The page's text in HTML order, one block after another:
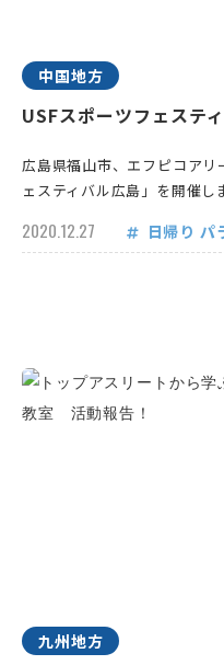
中国地方
USFスポーツフェステ
広島県福山市、エフピコアリ
ェスティバル広島」を開催し
2020.12.27 日帰り パ
九州地方